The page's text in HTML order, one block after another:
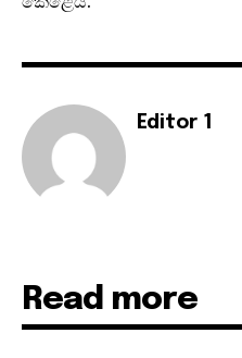
Editor 1
Read more